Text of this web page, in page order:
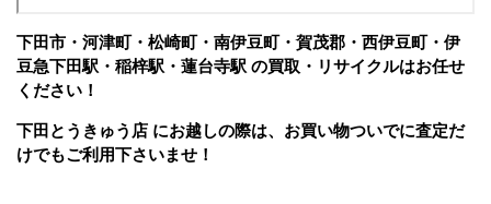
下田市・河津町・松崎町・南伊豆町・賀茂郡・西伊豆町・伊
豆急下田駅・稲梓駅・蓮台寺駅 の買取・リサイクルはお任せ
ください！
下田とうきゅう店 にお越しの際は、お買い物ついでに査定だ
けでもご利用下さいませ！